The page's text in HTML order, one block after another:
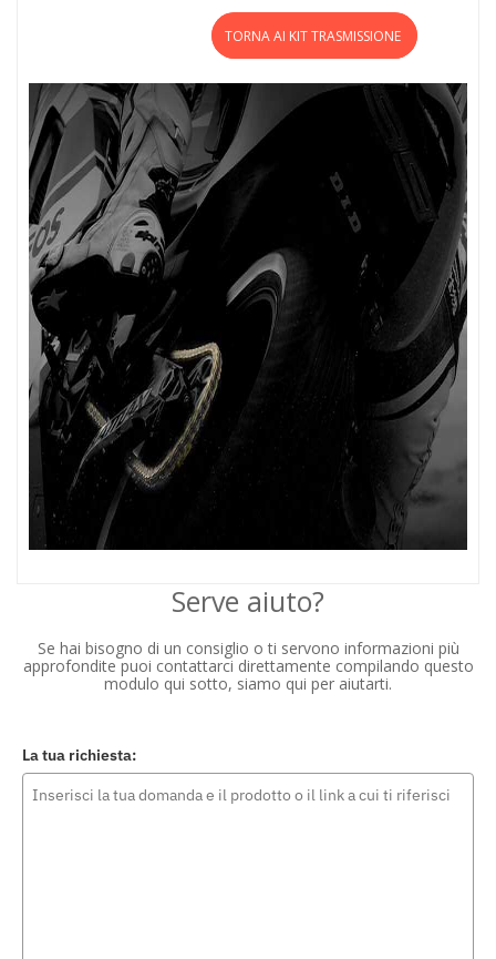
TORNA AI KIT TRASMISSIONE
Serve aiuto?
Se hai bisogno di un consiglio o ti servono informazioni più
approfondite puoi contattarci direttamente compilando questo
modulo qui sotto, siamo qui per aiutarti.
La tua richiesta: